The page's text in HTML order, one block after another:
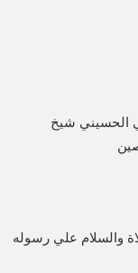
الحسيني شيخ
والسلام علي رسوله